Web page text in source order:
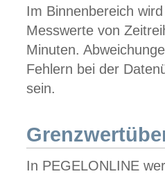
Im Binnenbereich
Messwerte von
Minuten.
Fehlern bei der
sein.
In PEGELONLINE